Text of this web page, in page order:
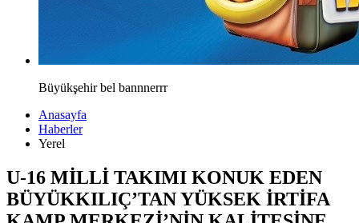
Büyükşehir bel bannnerrr
Anasayfa
Haberler
Yerel
U-16 MİLLİ TAKIMI KONUK EDEN
BÜYÜKKILIÇ’TAN YÜKSEK İRTİFA